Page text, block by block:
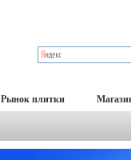
Рынок плитки